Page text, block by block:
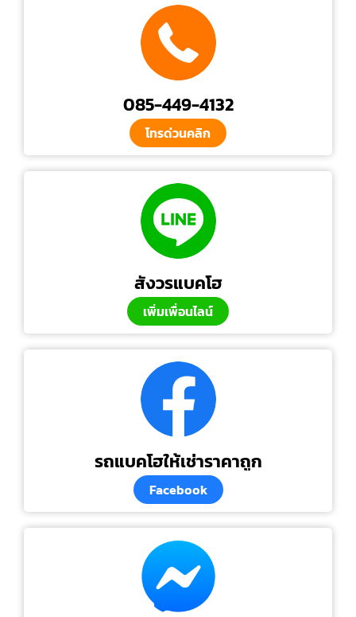
085-449-4132
โทรด่วนคลิก
สังวรแบคโฮ
เพิ่มเพื่อนไลน์
รถแบคโฮให้เช่าราคาถูก
Facebook